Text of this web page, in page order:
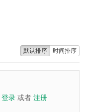
默认排序 时间排序
登录 或者 注册